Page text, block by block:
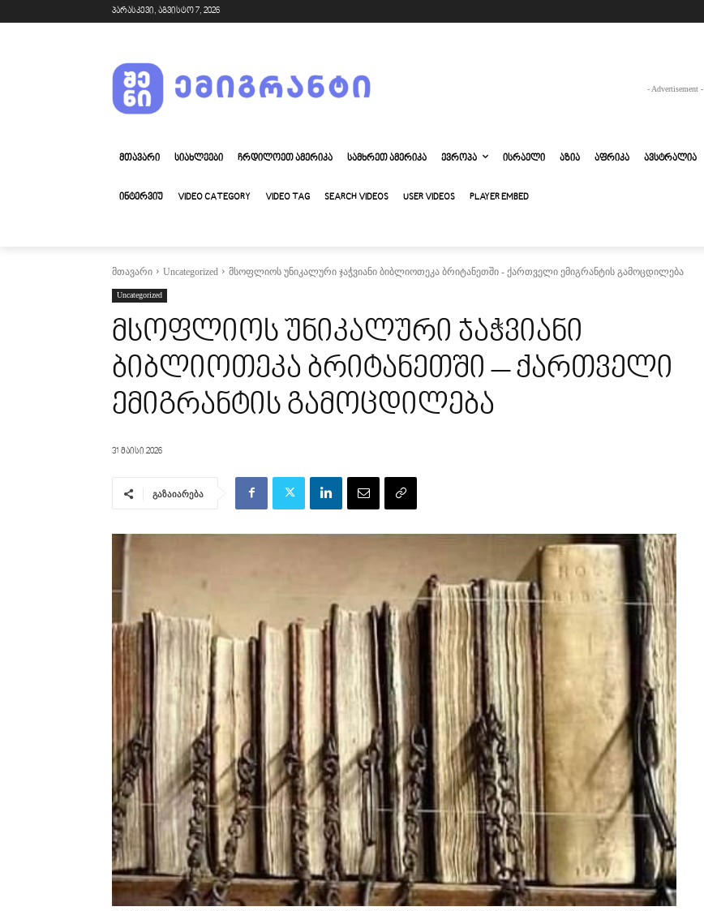
პარასკევი, აგვისტო 7, 2026
- Advertisement -
ᲛᲗᲐᲕᲐᲠᲘ ᲡᲘᲐᲮᲚᲔᲔᲑᲘ ᲩᲠᲓᲘᲚᲝᲔᲗ ᲐᲛᲔᲠᲘᲙᲐ ᲡᲐᲛᲮᲠᲔᲗ ᲐᲛᲔᲠᲘᲙᲐ ᲔᲕᲠᲝᲞᲐ ᲘᲡᲠᲐᲔᲚᲘ ᲐᲖᲘᲐ ᲐᲤᲠᲘᲙᲐ ᲐᲕᲡᲢᲠᲐᲚᲘᲐ
ᲘᲜᲢᲔᲠᲕᲘᲣ VIDEO CATEGORY VIDEO TAG SEARCH VIDEOS USER VIDEOS PLAYER EMBED
მთავარი Uncategorized მსოფლიოს უნიკალური ჯაჭვიანი ბიბლიოთეკა ბრიტანეთში - ქართველი ემიგრანტის გამოცდილება
Uncategorized
მსოფლიოს უნიკალური ჯაჭვიანი
ბიბლიოთეკა ბრიტანეთში – ქართველი
ემიგრანტის გამოცდილება
31 მაისი 2026
გაზაიარება